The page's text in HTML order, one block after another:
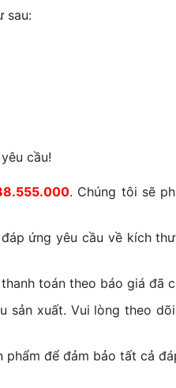
sau:
cầu!
. Chúng tôi sẽ
ứng yêu cầu về kích
toán theo báo giá đã
xuất. Vui lòng theo
phẩm để đảm bảo tất cả